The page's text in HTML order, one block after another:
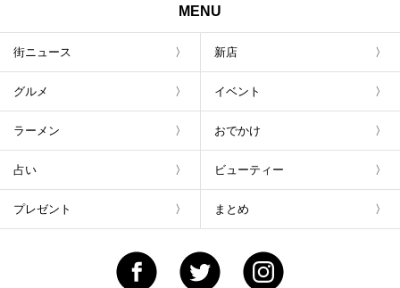
MENU
街ニュース 新店
グルメ イベント
ラーメン おでかけ
占い ビューティー
プレゼント まとめ